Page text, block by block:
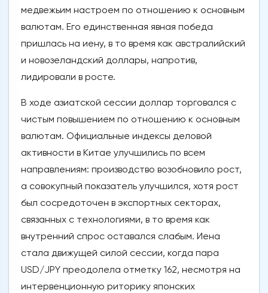
медвежьим настроем по отношению к основным
валютам. Его единственная явная победа
пришлась на иену, в то время как австралийский
и новозеландский доллары, напротив,
лидировали в росте.
В ходе азиатской сессии доллар торговался с
чистым повышением по отношению к основным
валютам. Официальные индексы деловой
активности в Китае улучшились по всем
направлениям: производство возобновило рост,
а совокупный показатель улучшился, хотя рост
был сосредоточен в экспортных секторах,
связанных с технологиями, в то время как
внутренний спрос оставался слабым. Иена
стала движущей силой сессии, когда пара
USD/JPY преодолела отметку 162, несмотря на
интервенционную риторику японских